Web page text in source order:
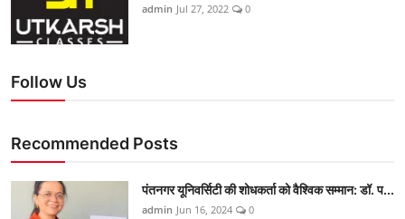
admin Jul 27, 2022 0
Follow Us
Recommended Posts
पंतनगर यूनिवर्सिटी की शोधकर्ता को वैश्विक सम्मान: डॉ. प...
admin Jun 16, 2024 0